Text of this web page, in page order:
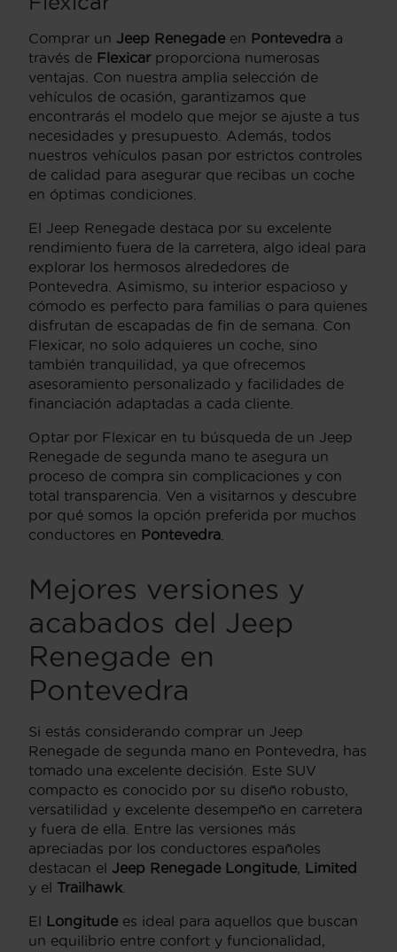
Comprar un Jeep Renegade en Pontevedra a
través de Flexicarproporciona numerosas
ventajas. Con nuestra amplia selección de
vehículos de ocasión, garantizamos que
encontrarás el modelo que mejor se ajuste a tus
necesidades y presupuesto. Además, todos
nuestros vehículos pasan por estrictos controles
de calidad para asegurar que recibas un coche
en óptimas condiciones.
El Jeep Renegade destaca por su excelente
rendimiento fuera de la carretera, algo ideal para
explorar los hermosos alrededores de
Pontevedra. Asimismo, su interior espacioso y
cómodo es perfecto para familias o para quienes
disfrutan de escapadas de fin de semana. Con
Flexicar, no solo adquieres un coche, sino
también tranquilidad, ya que ofrecemos
asesoramiento personalizado y facilidades de
financiación adaptadas a cada cliente.
Optar por Flexicar en tu búsqueda de un Jeep
Renegade de segunda mano te asegura un
proceso de compra sin complicaciones y con
total transparencia. Ven a visitarnos y descubre
por qué somos la opción preferida por muchos
conductores en Pontevedra
Mejores versiones y
acabados del Jeep
Renegade en
Pontevedra
Si estás considerando comprar un Jeep
Renegade de segunda mano en Pontevedra, has
tomado una excelente decisión. Este SUV
compacto es conocido por su diseño robusto,
versatilidad y excelente desempeño en carretera
y fuera de ella. Entre las versiones más
apreciadas por los conductores españoles
destacan el Jeep Renegade Longitude, Limited
y el Trailhawk
El Longitude es ideal para aquellos que buscan
un equilibrio entre confort y funcionalidad,